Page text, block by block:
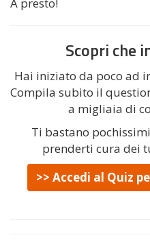
Scopri che
Hai iniziato da poco ad
Compila subito il
a migliaia di
Ti bastano
prenderti cura dei
>> Accedi al Quiz